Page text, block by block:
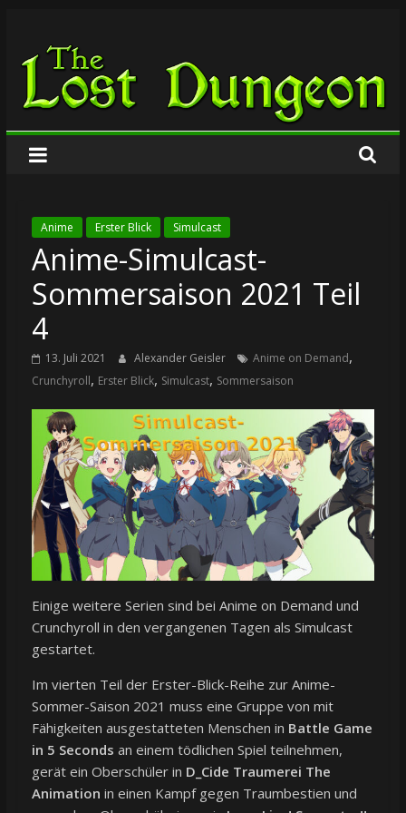
springen
The
Lost
Dungeon
Anime Erster Blick Simulcast
Anime-Simulcast-
Sommersaison 2021 Teil
4
13. Juli 2021 Alexander Geisler Anime on Demand,
Crunchyroll, Erster Blick, Simulcast, Sommersaison
Einige weitere Serien sind bei Anime on Demand und
Crunchyroll in den vergangenen Tagen als Simulcast
gestartet.
Im vierten Teil der Erster-Blick-Reihe zur Anime-
Sommer-Saison 2021 muss eine Gruppe von mit
Fähigkeiten ausgestatteten Menschen in Battle Game
in 5 Seconds an einem tödlichen Spiel teilnehmen,
gerät ein Oberschüler in D_Cide Traumerei The
Animation in einen Kampf gegen Traumbestien und